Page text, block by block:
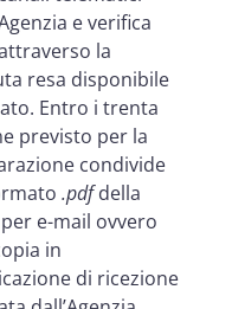
e verifica
la
resa disponibile
Entro i trenta
previsto per la
condivide
.pdfdella
e-mail ovvero
in
di ricezione